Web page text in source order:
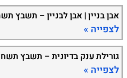
אבן בניין | אבן לבניין – תשבץ
לצפייה »
גורילת ענק בדיונית – תשבץ
לצפייה »